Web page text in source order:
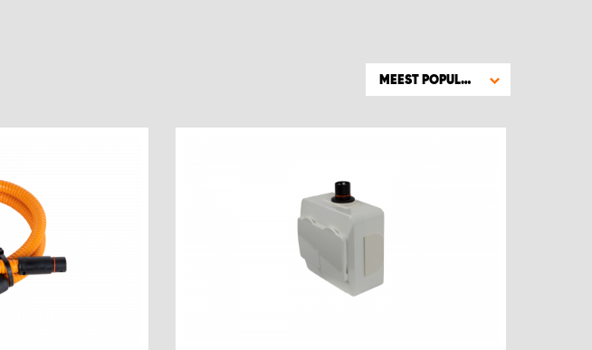
MEEST POPULAIR